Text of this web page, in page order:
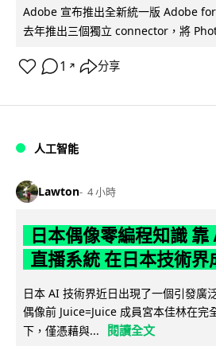
Adobe 宣布推出全新統一版 Adobe
去年推出三個獨立 connector，將
1 ↗ 分享
人工智能
Lawton 4 小時
日本偶像零編程知識 靠
直播系統 在日本技術界
日本 AI 技術界近日出現了一個引發廣
偶像前 Juice=Juice 成員宮本佳林在完
下，僅憑藉與...
閱讀全文